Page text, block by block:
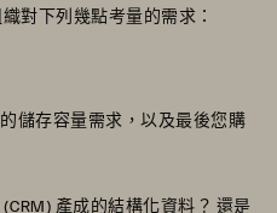
對下列幾點考量的需求：
儲存容量需求，以及最後您購
產成的結構化資料？ 還是